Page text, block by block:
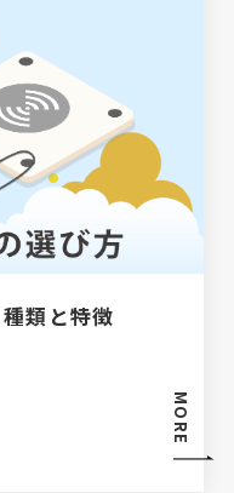
MORE
類と特徴